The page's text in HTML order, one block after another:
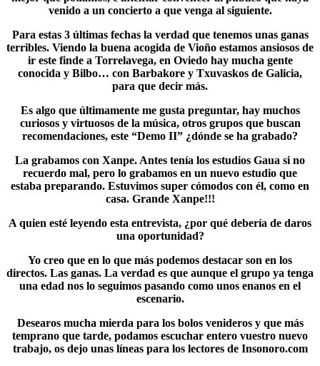
venido a un concierto a que venga al siguiente.
Para estas 3 últimas fechas la verdad que tenemos unas ganas
terribles. Viendo la buena acogida de Vioño estamos ansiosos de
ir este finde a Torrelavega, en Oviedo hay mucha gente
conocida y Bilbo… con Barbakore y Txuvaskos de Galicia,
para que decir más.
Es algo que últimamente me gusta preguntar, hay muchos
curiosos y virtuosos de la música, otros grupos que buscan
recomendaciones, este “Demo II” ¿dónde se ha grabado?
La grabamos con Xanpe. Antes tenía los estudios Gaua si no
recuerdo mal, pero lo grabamos en un nuevo estudio que
estaba preparando. Estuvimos super cómodos con él, como en
casa. Grande Xanpe!!!
A quien esté leyendo esta entrevista, ¿por qué debería de daros
una oportunidad?
Yo creo que en lo que más podemos destacar son en los
directos. Las ganas. La verdad es que aunque el grupo ya tenga
una edad nos lo seguimos pasando como unos enanos en el
escenario.
Desearos mucha mierda para los bolos venideros y que más
temprano que tarde, podamos escuchar entero vuestro nuevo
trabajo, os dejo unas líneas para los lectores de Insonoro.com